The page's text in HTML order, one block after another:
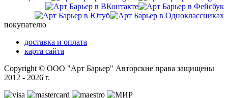
покупателю
доставка и оплата
карта сайта
Copyright © ООО "Арт Барьер" Авторские права защищены
2012 - 2026 г.